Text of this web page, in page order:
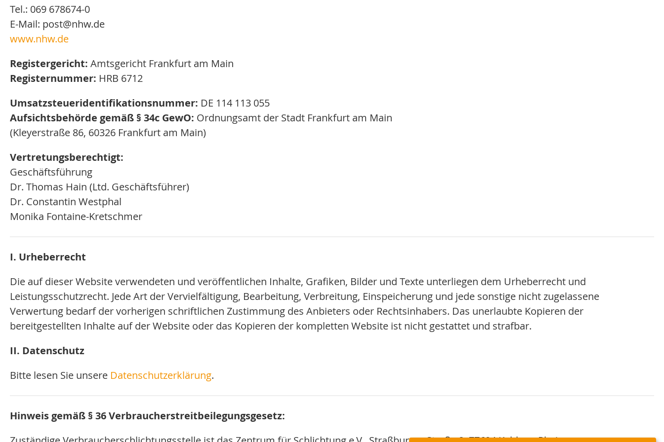
Tel.: 069 678674-0
E-Mail: post@nhw.de
www.nhw.de
Registergericht: Amtsgericht Frankfurt am Main
Registernummer: HRB 6712
Umsatzsteueridentifikationsnummer: DE 114 113 055
Aufsichtsbehörde gemäß § 34c GewO: Ordnungsamt der Stadt Frankfurt am Main
(Kleyerstraße 86, 60326 Frankfurt am Main)
Vertretungsberechtigt:
Geschäftsführung
Dr. Thomas Hain (Ltd. Geschäftsführer)
Dr. Constantin Westphal
Monika Fontaine-Kretschmer
I. Urheberrecht
Die auf dieser Website verwendeten und veröffentlichen Inhalte, Grafiken, Bilder und Texte unterliegen dem Urheberrecht und
Leistungsschutzrecht. Jede Art der Vervielfältigung, Bearbeitung, Verbreitung, Einspeicherung und jede sonstige nicht zugelassene
Verwertung bedarf der vorherigen schriftlichen Zustimmung des Anbieters oder Rechtsinhabers. Das unerlaubte Kopieren der
bereitgestellten Inhalte auf der Website oder das Kopieren der kompletten Website ist nicht gestattet und strafbar.
II. Datenschutz
Bitte lesen Sie unsere Datenschutzerklärung.
Hinweis gemäß § 36 Verbraucherstreitbeilegungsgesetz: